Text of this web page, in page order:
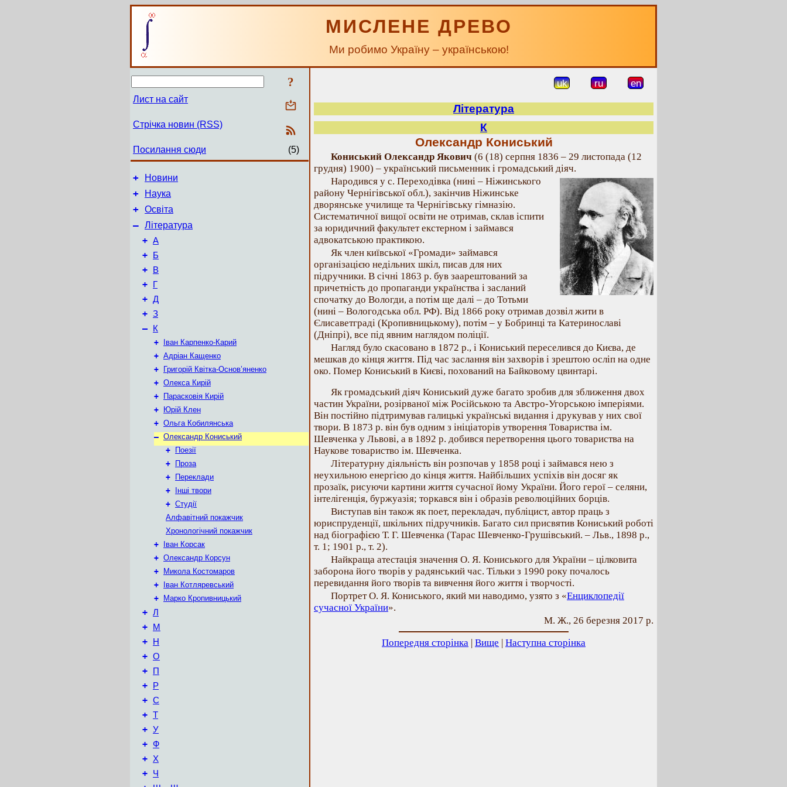
МИСЛЕНЕ ДРЕВО
Ми робимо Україну – українською!
?
Лист на сайт
Стрічка новин (RSS)
Посилання сюди (5)
+ Новини
+ Наука
+ Освіта
– Література
+ А
+ Б
+ В
+ Г
+ Д
+ З
– К
+
Іван Карпенко-Карий
+ Адріан Кащенко
+
Григорій Квітка-Основ’яненко
+ Олекса Кирій
+
Парасковія Кирій
+
Юрій Клен
+ Ольга Кобилянська
– Олександр Кониський
+
Поезії
+
Проза
+
Переклади
+
Інші твори
+ Студії
Алфавітний покажчик
Хронологічний покажчик
+
Іван Корсак
+ Олександр Корсун
+
Микола Костомаров
+
Іван Котляревський
+
Марко Кропивницький
+ Л
+ М
+ Н
+ О
+ П
+ Р
+ С
+ Т
+ У
+ Ф
+ Х
+ Ч
uk ru en
Література
К
Олександр Кониський
Кониський Олександр Якович (6 (18) серпня 1836 – 29 листопада (12
грудня) 1900) – український письменник і громадський діяч.
Народився у с. Переходівка (нині – Ніжинського
району Чернігівської обл.), закінчив Ніжинське
дворянське училище та Чернігівську гімназію.
Систематичної вищої освіти не отримав, склав іспити
за юридичний факультет екстерном і займався
адвокатською практикою.
Як член київської «Громади» займався
організацією недільних шкіл, писав для них
підручники. В січні 1863 р. був заарештований за
причетність до пропаганди українства і засланий
спочатку до Вологди, а потім ще далі – до Тотьми
(нині – Вологодська обл. РФ). Від 1866 року отримав дозвіл жити в
Єлисаветграді (Кропивницькому), потім – у Бобринці та Катеринославі
(Дніпрі), все під явним наглядом поліції.
Нагляд було скасовано в 1872 р., і Кониський переселився до Києва, де
мешкав до кінця життя. Під час заслання він захворів і зрештою осліп на одне
око. Помер Кониський в Києві, похований на Байковому цвинтарі.
Як громадський діяч Кониський дуже багато зробив для зближення двох
частин України, розірваної між Російською та Австро-Угорською імперіями.
Він постійно підтримував галицькі українські видання і друкував у них свої
твори. В 1873 р. він був одним з ініціаторів утворення Товариства ім.
Шевченка у Львові, а в 1892 р. добився перетворення цього товариства на
Наукове товариство ім. Шевченка.
Літературну діяльність він розпочав у 1858 році і займався нею з
неухильною енергією до кінця життя. Найбільших успіхів він досяг як
прозаїк, рисуючи картини життя сучасної йому України. Його герої – селяни,
інтелігенція, буржуазія; торкався він і образів революційних борців.
Виступав він також як поет, перекладач, публіцист, автор праць з
юриспруденції, шкільних підручників. Багато сил присвятив Кониський роботі
над біографією Т. Г. Шевченка (Тарас Шевченко-Грушівський. – Льв., 1898 р.,
т. 1; 1901 р., т. 2).
Найкраща атестація значення О. Я. Кониського для України – цілковита
заборона його творів у радянський час. Тільки з 1990 року почалось
перевидання його творів та вивчення його життя і творчості.
Портрет О. Я. Кониського, який ми наводимо, узято з «Енциклопедії
сучасної України».
М. Ж., 26 березня 2017 р.
Попередня сторінка | Вище | Наступна сторінка